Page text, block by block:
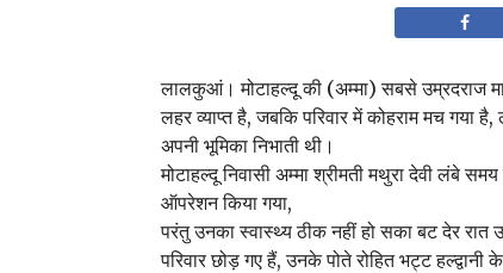
लालकुआं। मोटाहल्दू की (अम्मा) सबसे उम्रदराज
लहर व्याप्त है, जबकि परिवार में कोहराम मच गया
अपनी भूमिका निभाती थी।
मोटाहल्दू निवासी अम्मा श्रीमती मथुरा देवी लंबे
ऑपरेशन किया गया,
परंतु उनका स्वास्थ्य ठीक नहीं हो सका बट देर रात
परिवार छोड़ गए हैं, उनके पोते रोहित भट्ट